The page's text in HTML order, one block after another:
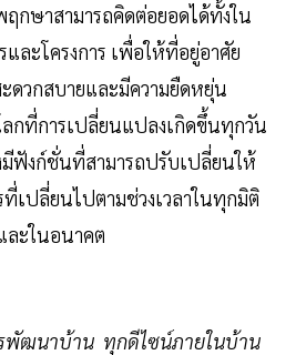
กษาสามารถคิดต่อยอดได้ทั้งใน
ละโครงการ เพื่อให้ที่อยู่อาศัย
ดวกสบายและมีความยืดหยุ่น
ลกที่การเปลี่ยนแปลงเกิดขึ้นทุกวัน
มีฟังก์ชั่นที่สามารถปรับเปลี่ยนให้
เปลี่ยนไปตามช่วงเวลาในทุกมิติ
ละในอนาคต
พัฒนาบ้าน ทุกดีไซน์ภายในบ้าน